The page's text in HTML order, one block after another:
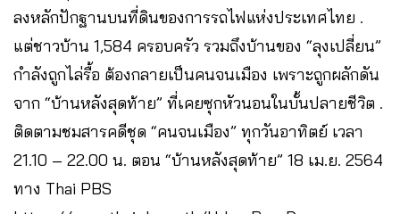
ลงหลักปักฐานบนที่ดินของการรถไฟแห่งประเทศไทย .
แต่ชาวบ้าน 1,584 ครอบครัว รวมถึงบ้านของ “ลุงเปลี่ยน”
กำลังถูกไล่รื้อ ต้องกลายเป็นคนจนเมือง เพราะถูกผลักดัน
จาก “บ้านหลังสุดท้าย” ที่เคยซุกหัวนอนในบั้นปลายชีวิต .
ติดตามชมสารคดีชุด “คนจนเมือง” ทุกวันอาทิตย์ เวลา
21.10 – 22.00 น. ตอน “บ้านหลังสุดท้าย” 18 เม.ย. 2564
ทาง Thai PBS